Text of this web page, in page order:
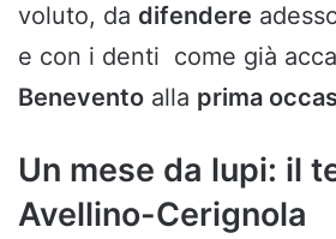
voluto, da difendere
e con i denti come già
Benevento alla prima
Un mese da lupi: il
Avellino-Cerignola